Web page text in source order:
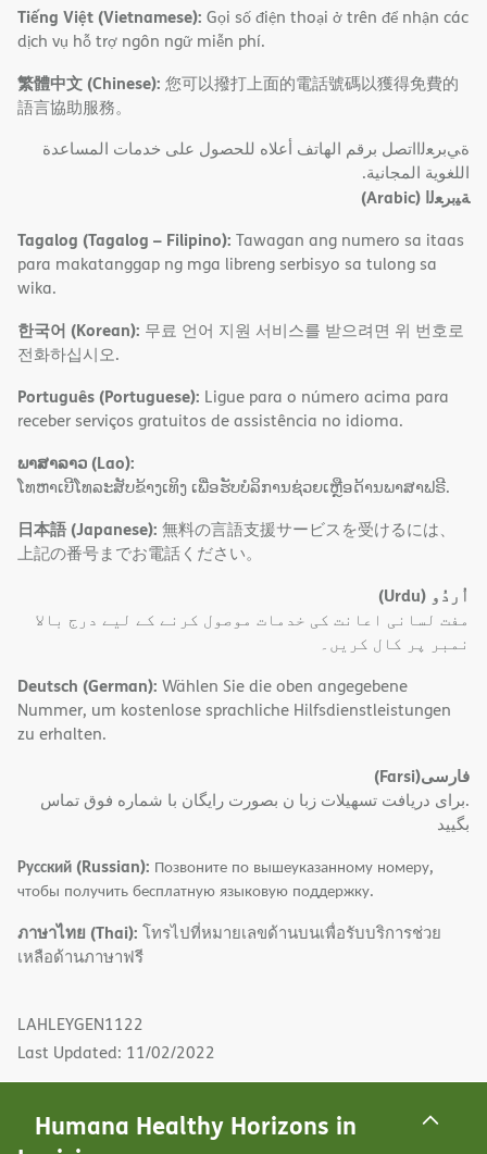
Humana Healthy Horizons in
Tiếng Việt (Vietnamese): Gọi số điện thoại ở trên để nhận các
dịch vụ hỗ trợ ngôn ngữ miễn phí.
繁體中文 (Chinese): 您可以撥打上面的電話號碼以獲得免費的
語言協助服務。
ةﻲﺑﺮﻌﻟااﺗﺼﻞ ﺑﺮﻗﻢ اﻟﮭﺎﺗﻒ أﻋﻼه ﻟﻠﺤﺼﻮل ﻋﻠﻰ ﺧﺪﻣﺎت اﻟﻤﺴﺎﻋﺪة
اﻟﻠﻐﻮﯾﺔ اﻟﻤﺠﺎﻧﯿﺔ.
ﺔﯿﺑﺮﻌﻟا (Arabic)
Tagalog (Tagalog – Filipino): Tawagan ang numero sa itaas
para makatanggap ng mga libreng serbisyo sa tulong sa
wika.
한국어 (Korean): 무료 언어 지원 서비스를 받으려면 위 번호로
전화하십시오.
Português (Portuguese): Ligue para o número acima para
receber serviços gratuitos de assistência no idioma.
ພາສາລາວ (Lao):
ໂທຫາເບີໂທລະສັບຂ້າງເທິງ ເພື່ອຮັບບໍລິການຊ່ວຍເຫຼືອດ້ານພາສາຟຣີ.
日本語 (Japanese): 無料の言語支援サービスを受けるには、
上記の番号までお電話ください。
اُردُو (Urdu)
مفت لسانی اعانت کی خدمات موصول کرنے کے لیے درج بالا
نمبر پر کال کریں۔
Deutsch (German): Wählen Sie die oben angegebene
Nummer, um kostenlose sprachliche Hilfsdienstleistungen
zu erhalten.
فارسی(Farsi)
.برای دریافت تسهیلات زبا ن بصورت رایگان با شماره فوق تماس
بگیید
Русский (Russian): Позвоните по вышеуказанному номеру,
чтобы получить бесплатную языковую поддержку.
ภาษาไทย (Thai): โทรไปที่หมายเลขด้านบนเพื่อรับบริการช่วย
เหลือด้านภาษาฟรี
LAHLEYGEN1122
Last Updated: 11/02/2022